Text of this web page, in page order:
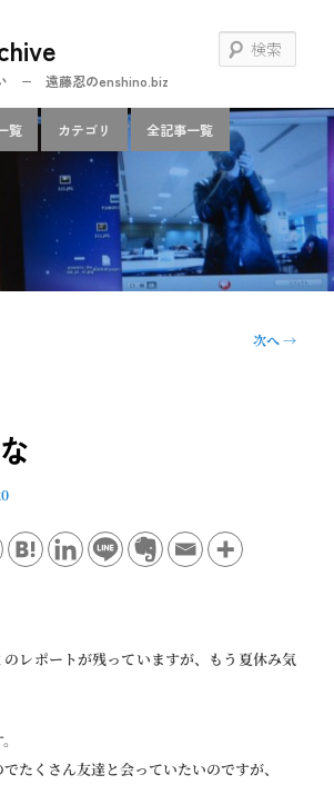
い − 遠藤忍のenshino.biz
索
覧 カテゴリ 全記事一覧
次へ→
レポートが残っていますが、もう夏休み気
たくさん友達と会っていたいのですが、